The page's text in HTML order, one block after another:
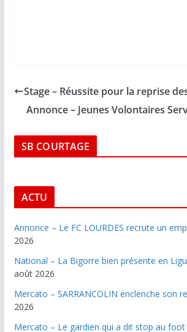
Stage – Réussite pour la reprise
Annonce – Jeunes Volontaires
SB COURTAGE
ACTU
Annonce – Le FC LOURDES recrute un
2026
National – La Bigorre bien présente en
août 2026
Mercato – SARRANCOLIN enclenche son
2026
Mercato – Le gardien qui a dit stop au